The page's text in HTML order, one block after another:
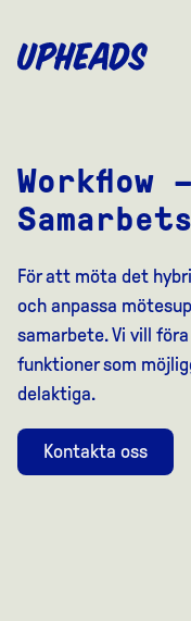
MAIN
Workflow –
För att möta det
och anpassa
samarbete. Vi vill
funktioner som
delaktiga.
Kontakta oss